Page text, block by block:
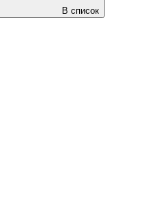
В список